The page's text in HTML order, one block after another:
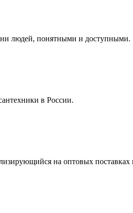
людей, понятными и доступными.
в России.
на оптовых